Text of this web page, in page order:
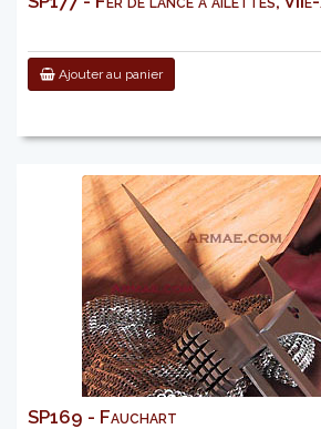
Ajouter au panier
SP169 - Fauchart